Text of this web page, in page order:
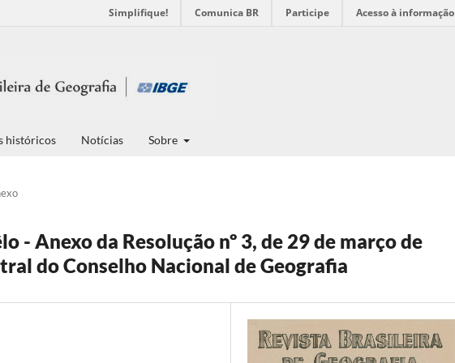
Simplifique! Comunica BR Participe Acesso à informação
históricos Notícias Sobre
- Anexo da Resolução nº 3, de 29 de março de
do Conselho Nacional de Geografia